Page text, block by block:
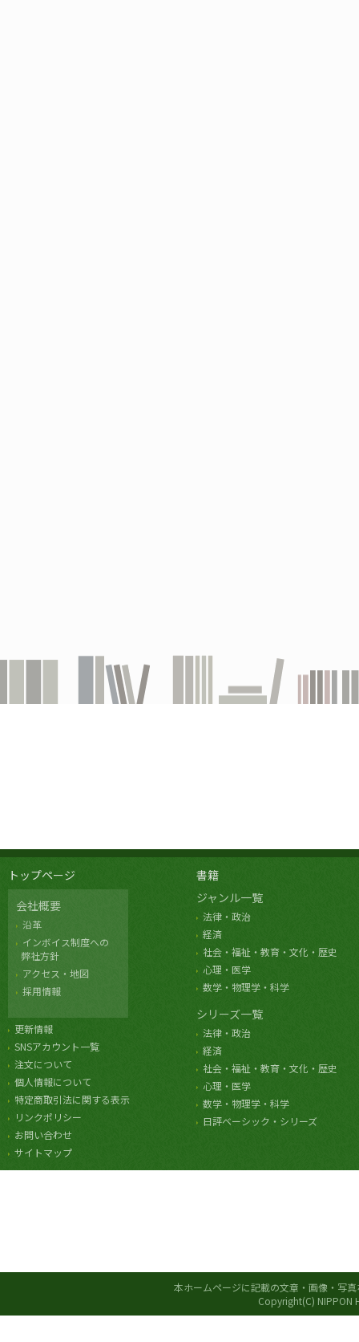
トップページ
会社概要
沿革
インボイス制度への
弊社方針
アクセス・地図
採用情報
更新情報
SNSアカウント一覧
注文について
個人情報について
特定商取引法に関する表示
リンクポリシー
お問い合わせ
サイトマップ
書籍
ジャンル一覧
法律・政治
経済
社会・福祉・教育・文化・歴史
心理・医学
数学・物理学・科学
シリーズ一覧
法律・政治
経済
社会・福祉・教育・文化・歴史
心理・医学
数学・物理学・科学
日評ベーシック・シリーズ
本ホームページに記載の文章・画像・写
Copyright(C) NIPPON